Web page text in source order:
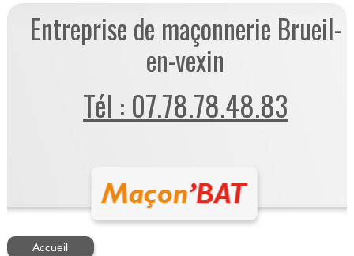
Entreprise de maçonnerie Brueil-
en-vexin
Tél : 07.78.78.48.83
Accueil